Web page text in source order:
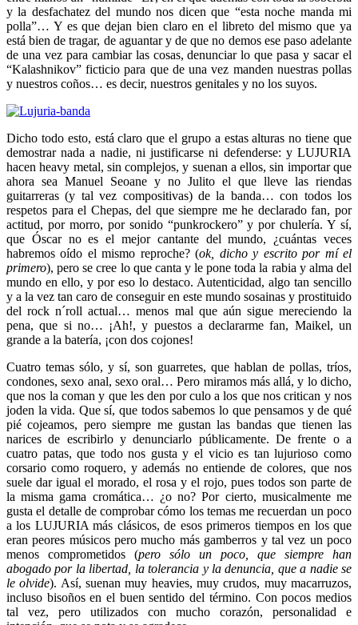
y la desfachatez del mundo nos dicen que “esta noche manda mi
polla”… Y es que dejan bien claro en el libreto del mismo que ya
está bien de tragar, de aguantar y de que no demos ese paso adelante
de una vez para cambiar las cosas, denunciar lo que pasa y sacar el
“Kalashnikov” ficticio para que de una vez manden nuestras pollas
y nuestros coños… es decir, nuestros genitales y no los suyos.
Dicho todo esto, está claro que el grupo a estas alturas no tiene que
demostrar nada a nadie, ni justificarse ni defenderse: y LUJURIA
hacen heavy metal, sin complejos, y suenan a ellos, sin importar que
ahora sea Manuel Seoane y no Julito el que lleve las riendas
guitarreras (y tal vez compositivas) de la banda… con todos los
respetos para el Chepas, del que siempre me he declarado fan, por
actitud, por morro, por sonido “punkrockero” y por chulería. Y sí,
que Óscar no es el mejor cantante del mundo, ¿cuántas veces
habremos oído el mismo reproche? (ok, dicho y escrito por mí el
primero), pero se cree lo que canta y le pone toda la rabia y alma del
mundo en ello, y por eso lo destaco. Autenticidad, algo tan sencillo
y a la vez tan caro de conseguir en este mundo sosainas y prostituido
del rock n´roll actual… menos mal que aún sigue mereciendo la
pena, que si no… ¡Ah!, y puestos a declararme fan, Maikel, un
grande a la batería, ¡con dos cojones!
Cuatro temas sólo, y sí, son guarretes, que hablan de pollas, tríos,
condones, sexo anal, sexo oral… Pero miramos más allá, y lo dicho,
que nos la coman y que les den por culo a los que nos critican y nos
joden la vida. Que sí, que todos sabemos lo que pensamos y de qué
pié cojeamos, pero siempre me gustan las bandas que tienen las
narices de escribirlo y denunciarlo públicamente. De frente o a
cuatro patas, que todo nos gusta y el vicio es tan lujurioso como
corsario como roquero, y además no entiende de colores, que nos
suele dar igual el morado, el rosa y el rojo, pues todos son parte de
la misma gama cromática… ¿o no? Por cierto, musicalmente me
gusta el detalle de comprobar cómo los temas me recuerdan un poco
a los LUJURIA más clásicos, de esos primeros tiempos en los que
eran peores músicos pero mucho más gamberros y tal vez un poco
menos comprometidos (pero sólo un poco, que siempre han
abogado por la libertad, la tolerancia y la denuncia, que a nadie se
le olvide). Así, suenan muy heavies, muy crudos, muy macarruzos,
incluso bisoños en el buen sentido del término. Con pocos medios
tal vez, pero utilizados con mucho corazón, personalidad e